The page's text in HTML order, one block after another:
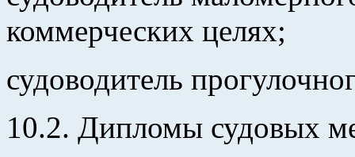
коммерческих целях;
судоводитель
10.2. Дипломы судовых